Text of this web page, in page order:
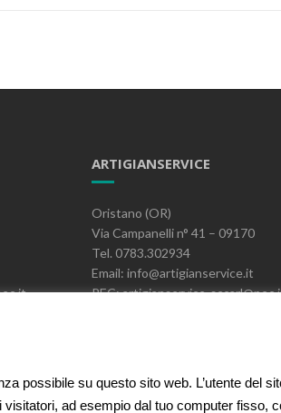
ARTIGIANSERVICE
Oristano (OR)
Via Campanelli n° 41 – 09170
Tel. 0783.302934
Email: info@artigianservice.it
PEC: artigianservice-
possibile su questo sito web. L’utente del
ad esempio dal tuo computer fisso,